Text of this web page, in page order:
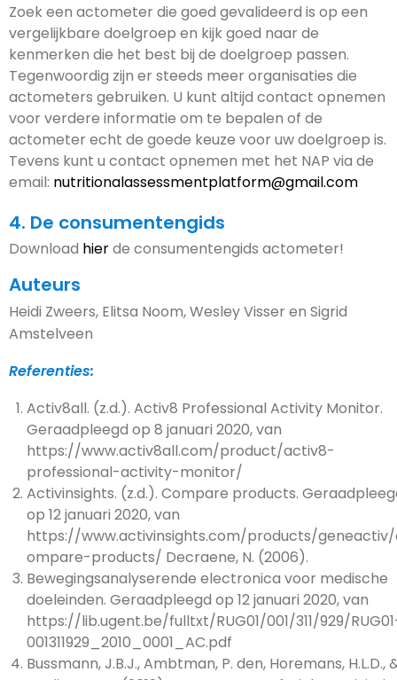
Zoek een actometer die goed gevalideerd is op een
vergelijkbare doelgroep en kijk goed naar de
kenmerken die het best bij de doelgroep passen.
Tegenwoordig zijn er steeds meer organisaties die
actometers gebruiken. U kunt altijd contact opnemen
voor verdere informatie om te bepalen of de
actometer echt de goede keuze voor uw doelgroep is.
Tevens kunt u contact opnemen met het NAP via de
email: nutritionalassessmentplatform@gmail.com
4. De consumentengids
Download hierde consumentengids actometer!
Auteurs
Heidi Zweers, Elitsa Noom, Wesley Visser en Sigrid
Amstelveen
Referenties:
Activ8all. (z.d.). Activ8 Professional Activity Monitor.
Geraadpleegd op 8 januari 2020, van
https://www.activ8all.com/product/activ8-
professional-activity-monitor/
Activinsights. (z.d.). Compare products.
op 12 januari 2020, van
https://www.activinsights.com/products/
ompare-products/ Decraene, N. (2006).
Bewegingsanalyserende electronica voor medische
doeleinden. Geraadpleegd op 12 januari 2020, van
https://lib.ugent.be/fulltxt/RUG01/001/311/929/
001311929_2010_0001_AC.pdf
Bussmann, J.B.J., Ambtman, P. den, Horemans, H.L.D.,